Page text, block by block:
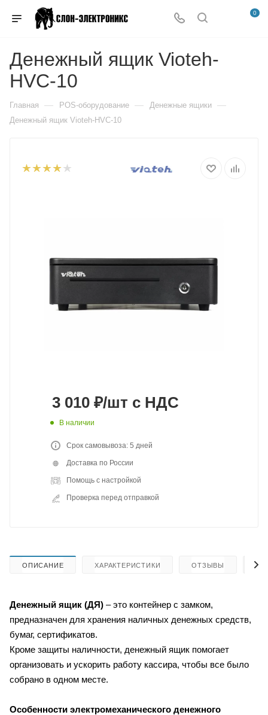
0
Денежный ящик Vioteh-
HVC-10
Главная — POS-оборудование — Денежные ящики —
Денежный ящик Vioteh-HVC-10
3 010 ₽/шт с НДС
В наличии
Срок самовывоза: 5 дней
Доставка по России
Помощь с настройкой
Проверка перед отправкой
ОПИСАНИЕ ХАРАКТЕРИСТИКИ ОТЗЫВЫ
Денежный ящик (ДЯ) – это контейнер с замком,
предназначен для хранения наличных денежных средств,
бумаг, сертификатов.
Кроме защиты наличности, денежный ящик помогает
организовать и ускорить работу кассира, чтобы все было
собрано в одном месте.
Особенности электромеханического денежного